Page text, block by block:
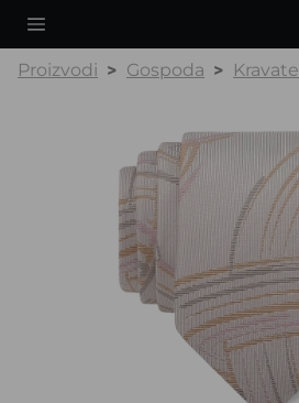
Proizvodi Gospoda Kravate